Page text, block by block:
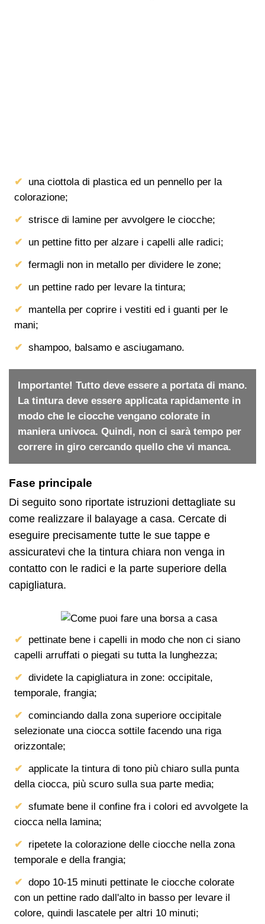
una ciottola di plastica ed un pennello per la
colorazione;
strisce di lamine per avvolgere le ciocche;
un pettine fitto per alzare i capelli alle radici;
fermagli non in metallo per dividere le zone;
un pettine rado per levare la tintura;
mantella per coprire i vestiti ed i guanti per le
mani;
shampoo, balsamo e asciugamano.
Importante! Tutto deve essere a portata di mano.
La tintura deve essere applicata rapidamente in
modo che le ciocche vengano colorate in
maniera univoca. Quindi, non ci sarà tempo per
correre in giro cercando quello che vi manca.
Fase principale
Di seguito sono riportate istruzioni dettagliate su
come realizzare il balayage a casa. Cercate di
eseguire precisamente tutte le sue tappe e
assicuratevi che la tintura chiara non venga in
contatto con le radici e la parte superiore della
capigliatura.
pettinate bene i capelli in modo che non ci siano
capelli arruffati o piegati su tutta la lunghezza;
dividete la capigliatura in zone: occipitale,
temporale, frangia;
cominciando dalla zona superiore occipitale
selezionate una ciocca sottile facendo una riga
orizzontale;
applicate la tintura di tono più chiaro sulla punta
della ciocca, più scuro sulla sua parte media;
sfumate bene il confine fra i colori ed avvolgete la
ciocca nella lamina;
ripetete la colorazione delle ciocche nella zona
temporale e della frangia;
dopo 10-15 minuti pettinate le ciocche colorate
con un pettine rado dall'alto in basso per levare il
colore, quindi lascatele per altri 10 minuti;